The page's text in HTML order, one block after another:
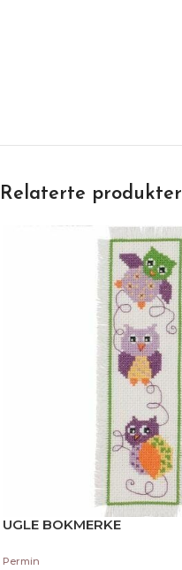
Relaterte produkter
UGLE BOKMERKE
Permin